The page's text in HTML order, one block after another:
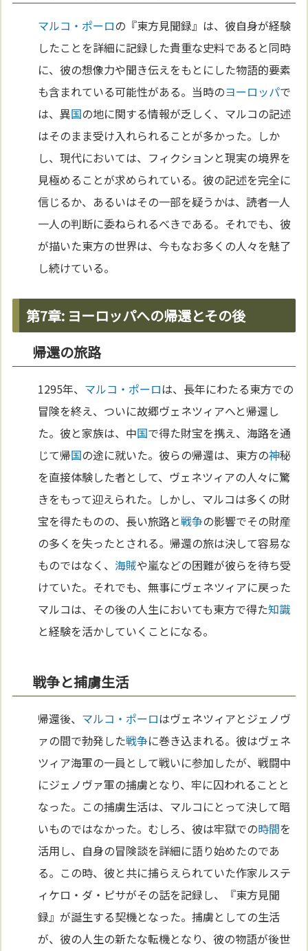
マルコ・ポーロの『東方見聞録』は、彼自身が経験
したことを詳細に記録した貴重な史料であると同時
に、彼の想像力や聞き伝えをもとにした物語的要素
も含まれている可能性がある。当時のヨーロッパで
は、異国の地に関する情報が乏しく、マルコの記述
はそのまま受け入れられることが多かった。しか
し、現代においては、フィクションと現実の境界を
見極めることが求められている。彼の記述を完全に
信じるか、あるいはその一部を疑うかは、読者一人
一人の判断に委ねられるべきである。それでも、彼
が描いた東方の世界は、今もなお多くの人々を魅了
し続けている。
第7章: ヨーロッパへの帰還とその後
帰還の旅路
1295年、 マルコ・ポーロは、長年にわたる東方での
冒険を終え、ついに故郷ヴェネツィアへと帰還し
た。彼と家族は、中国で得た財宝を携え、海路を通
じて帰国の途に就いた。彼らの帰還は、東方の神秘
を直接体験した者として、ヴェネツィアの人々に驚
きをもって迎えられた。しかし、マルコは多くの財
宝を得たものの、長い旅路と戦争の影響でその財産
の多くを失ったとされる。帰還の旅は決して容易な
ものではなく、海賊や嵐などの困難が彼らを待ち受
けていた。それでも、無事にヴェネツィアに戻った
マルコは、その後の人生においても東方で得た知識
と経験を活かしていくことになる。
戦争と捕虜生活
帰還後、 マルコ・ポーロはヴェネツィアとジェノヴ
ァの間で勃発した戦争に巻き込まれる。彼はヴェネ
ツィア海軍の一員として戦いに参加したが、戦闘中
にジェノヴァ軍の捕虜となり、牢に囚われることと
なった。この捕虜生活は、マルコにとって決して暗
いものではなかった。むしろ、彼は牢獄での時間を
活用し、自身の冒険談を詳細に語り始めたのであ
る。この時、彼と共に捕らえられていた作家ルステ
ィケロ・ダ・ピサがその話を記録し、『東方見聞
録』が誕生する契機となった。捕虜としての生活
が、彼の人生の新たな転機となり、彼の物語が後世